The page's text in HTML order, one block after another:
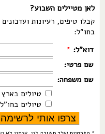
לאן מטיילים השבוע?
קבלו טיפים, רעיונות
בחו"ל:
דוא"ל: *
שם פרטי:
שם משפחה:
טיולים בארץ
טיולים בחו"ל